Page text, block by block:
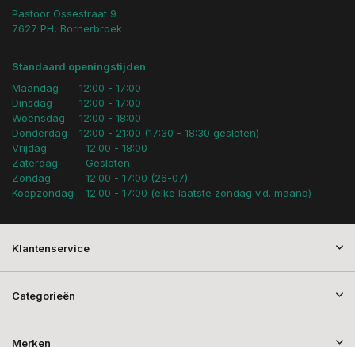
Pastoor Ossestraat 9
7627 PH, Bornerbroek
Standaard openingstijden
Maandag
Dinsdag
Woensdag
Donderdag
12:00 - 17:00
12:00 - 17:00
12:00 - 18:00
12:00 - 21:00 (17:30 - 18:30 gesloten)
Vrijdag
Zaterdag
Zondag
Koopzondag
12:00 - 18:00
Gesloten
12:00 - 17:00 (26-07)
12:00 - 17:00 (elke laatste zondag v.d. maand)
Klantenservice
Categorieën
Merken